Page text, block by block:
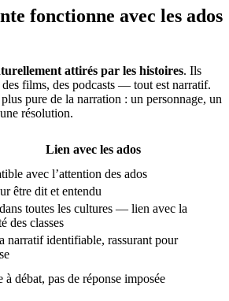
fonctionne avec les ados
attirés par les histoires. Ils
des films, des podcasts — tout est narratif.
pure de la narration : un personnage, un
résolution.
Lien avec les ados
avec l’attention des ados
être dit et entendu
toutes les cultures — lien avec la
des classes
narratif identifiable, rassurant pour
à débat, pas de réponse imposée